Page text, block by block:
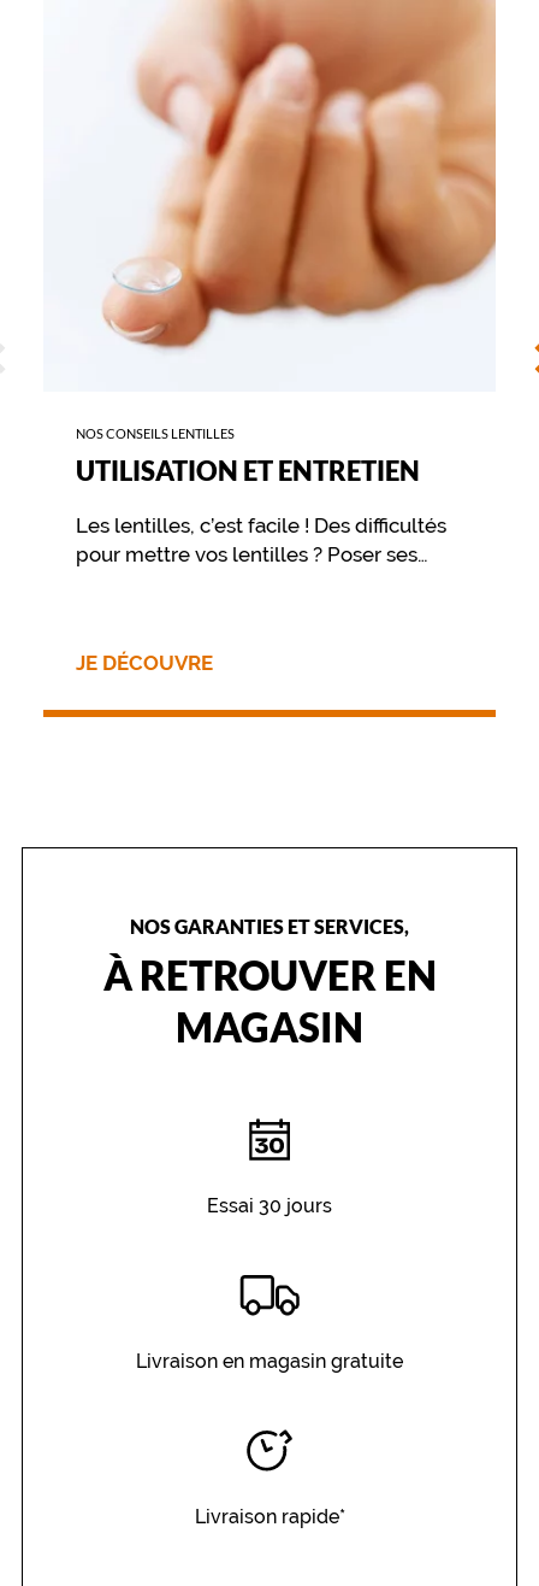
NOS CONSEILS LENTILLES
UTILISATION ET ENTRETIEN
Les lentilles, c’est facile ! Des difficultés
pour mettre vos lentilles ? Poser ses
mémoire, suivez le Guide !
JE DÉCOUVRE
ENTRETIEN
NOS GARANTIES ET SERVICES,
À RETROUVER EN
MAGASIN
Essai 30 jours
Livraison en magasin gratuite
Livraison rapide*